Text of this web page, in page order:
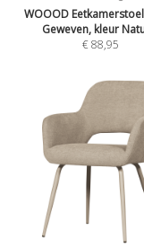
WOOOD
Geweven, kleur
€ 88,95